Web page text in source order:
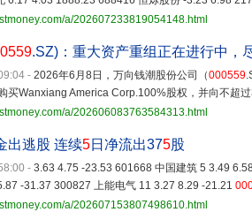
a/202607233819054148.html
.SZ)：重大资产重组正在进行中，
- 2026年6月8日，万向钱潮股份公司（000559
买Wanxiang America Corp.100%股权，并向不超
a/202606083763584313.html
出逃股 连续5日净流出375股
- 3.63 4.75 -23.53 601668 中国建筑 5 3.49
-31.37 300827 上能电气 11 3.27 8.29 -21.21
a/202607153807498610.html